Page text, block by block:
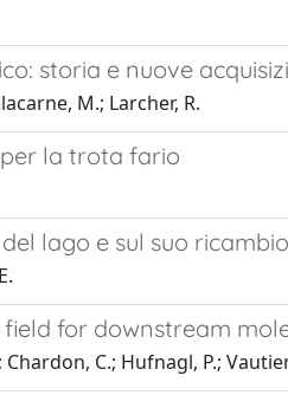
storia e nuove
M.; Larcher, R.
la trota fario
lago e sul suo ricambio
for downstream
C.; Hufnagl, P.;